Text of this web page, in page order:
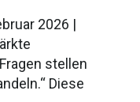
2026 |
stellen
Diese